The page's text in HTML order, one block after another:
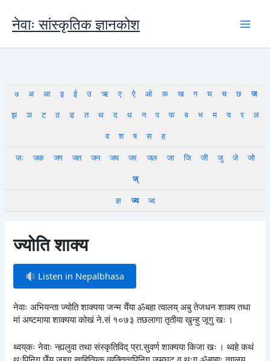
content
नेवाः सांस्कृतिक ज्ञानकोश
७ अ आ इ ई उ ऋ ए ऐ ओ क ख ग घ च छ
ज
झ
ञ ट ठ ड त थ द ध न प फ ब भ म य र
ल
व
श ष स
ह
जः
जक जग जत जन जय जर जल जा जि जी जु जे
जो
ज्
ज्ञ
ज्य ज्व
ज्योति शाक्य
Listen in Nepalbhasa
नेवाः अभियन्ता ज्योति शाक्यया जन्म येँया ॐबहा त्वालय् अबु तेजधन शाक्य तथा
मां अष्टमाया शाक्यया कोखं ने.सं १०७३ तछलागा तृतीया खुन्हु जूगु खः ।
थ्वय्‌कः नेवाः न्ह्यलुवा तथा संस्कृतिविद् प्रा.सुवर्ण शाक्यया किजा खः । थ्वहे कथं